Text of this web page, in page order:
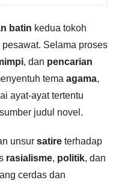
batin kedua tokoh
Selama proses
, dan pencarian
tema agama,
ayat-ayat tertentu
judul novel.
unsur satire terhadap
rasialisme, politik, dan
cerdas dan